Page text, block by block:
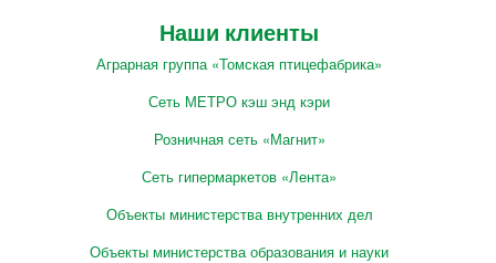
Наши клиенты
Аграрная группа «Томская птицефабрика»
Сеть МЕТРО кэш энд кэри
Розничная сеть «Магнит»
Сеть гипермаркетов «Лента»
Объекты министерства внутренних дел
Объекты министерства образования и науки